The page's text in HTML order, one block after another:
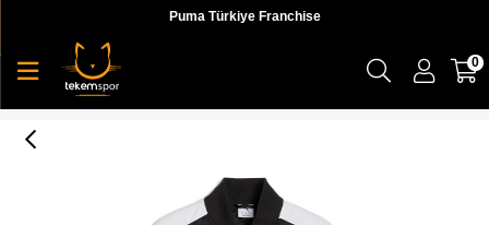
Puma Türkiye Franchise
0